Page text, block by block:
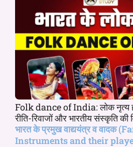
Folk dance of India: लोक नृत्य
रीति-रिवाजों और भारतीय संस्कृति की
भारत के प्रमुख वाद्ययंत्र व वादक
Instruments and their